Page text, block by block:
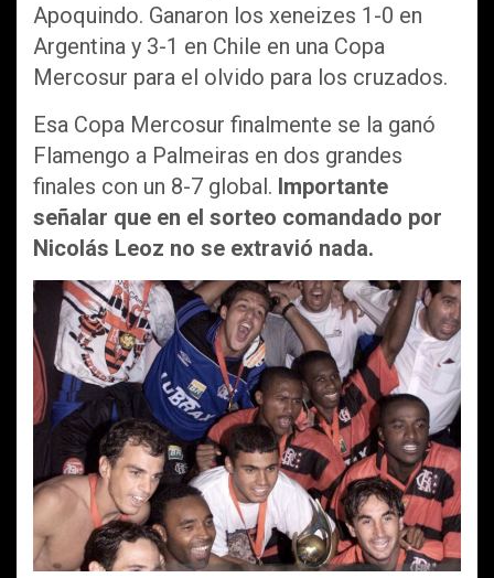
Apoquindo. Ganaron los xeneizes 1-0 en
Argentina y 3-1 en Chile en una Copa
Mercosur para el olvido para los cruzados.
Esa Copa Mercosur finalmente se la ganó
Flamengo a Palmeiras en dos grandes
finales con un 8-7 global. Importante
señalar que en el sorteo comandado por
Nicolás Leoz no se extravió nada.